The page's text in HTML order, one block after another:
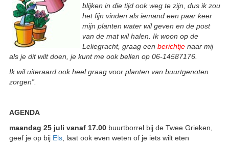
blijken in die tijd ook weg te zijn, dus ik zou
het fijn vinden als iemand een paar keer
mijn planten water wil geven en de post
van de mat wil halen. Ik woon op de
Leliegracht, graag een berichtje naar mij
als je dit wilt doen, je kunt me ook bellen op 06-14587176.
Ik wil uiteraard ook heel graag voor planten van buurtgenoten
zorgen”.
AGENDA
maandag 25 juli vanaf 17.00 buurtborrel bij de Twee Grieken,
geef je op bij Els , laat ook even weten of je iets wilt eten